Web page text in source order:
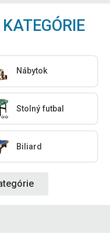
Nábytok
Stolný futbal
Biliard